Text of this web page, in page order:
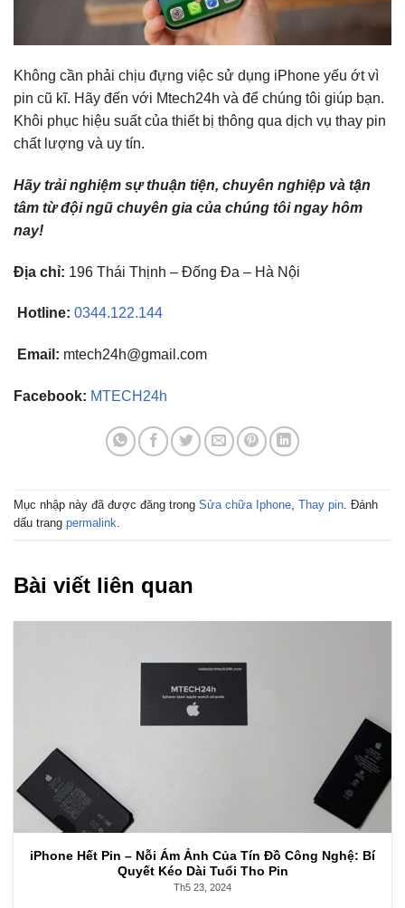
Không cần phải chịu đựng việc sử dụng iPhone yếu ớt vì
pin cũ kĩ. Hãy đến với Mtech24h và để chúng tôi giúp bạn.
Khôi phục hiệu suất của thiết bị thông qua dịch vụ thay pin
chất lượng và uy tín.
Hãy trải nghiệm sự thuận tiện, chuyên nghiệp và tận
tâm từ đội ngũ chuyên gia của chúng tôi ngay hôm
nay!
Địa chỉ: 196 Thái Thịnh – Đống Đa – Hà Nội
Hotline: 0344.122.144
Email: mtech24h@gmail.com
Facebook: MTECH24h
Mục nhập này đã được đăng trong Sửa chữa Iphone, Thay pin. Đánh
dấu trang permalink.
Bài viết liên quan
iPhone Hết Pin – Nỗi Ám Ảnh Của Tín Đồ Công Nghệ: Bí
Quyết Kéo Dài Tuổi Tho Pin
Th5 23, 2024